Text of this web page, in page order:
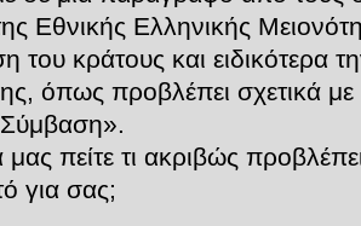
Εθνικής Ελληνικής
του κράτους και ειδικότερα
όπως προβλέπει σχετικά
μας πείτε τι ακριβώς
για σας;